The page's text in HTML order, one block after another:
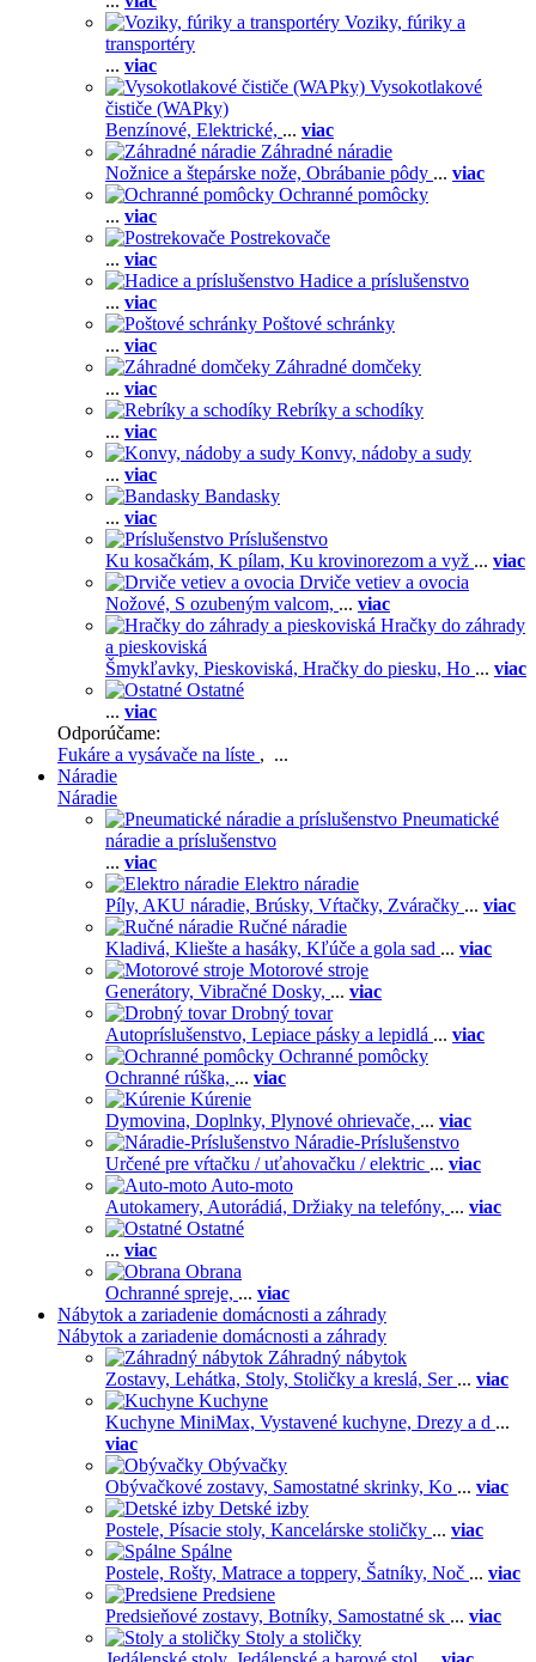
Voziky, fúriky a
transportéry
... viac
Vysokotlakové
čističe (WAPky)
Benzínové, Elektrické, ... viac
Záhradné náradie
Nožnice a štepárske nože, Obrábanie pôdy ... viac
Ochranné pomôcky
... viac
Postrekovače
... viac
Hadice a príslušenstvo
... viac
Poštové schránky
... viac
Záhradné domčeky
... viac
Rebríky a schodíky
... viac
Konvy, nádoby a sudy
... viac
Bandasky
... viac
Príslušenstvo
Ku kosačkám, K pílam, Ku krovinorezom a vyž ... viac
Drviče vetiev a ovocia
Nožové, S ozubeným valcom, ... viac
Hračky do záhrady
a pieskoviská
Šmykľavky, Pieskoviská, Hračky do piesku, Ho ... viac
Ostatné
... viac
Odporúčame:
Fukáre a vysávače na líste , ...
Náradie
Náradie
Pneumatické
náradie a príslušenstvo
... viac
Elektro náradie
Píly, AKU náradie, Brúsky, Vŕtačky, Zváračky ... viac
Ručné náradie
Kladivá, Kliešte a hasáky, Kľúče a gola sad ... viac
Motorové stroje
Generátory, Vibračné Dosky, ... viac
Drobný tovar
Autopríslušenstvo, Lepiace pásky a lepidlá ... viac
Ochranné pomôcky
Ochranné rúška, ... viac
Kúrenie
Dymovina, Doplnky, Plynové ohrievače, ... viac
Náradie-Príslušenstvo
Určené pre vŕtačku / uťahovačku / elektric ... viac
Auto-moto
Autokamery, Autorádiá, Držiaky na telefóny, ... viac
Ostatné
... viac
Obrana
Ochranné spreje, ... viac
Nábytok a zariadenie domácnosti a záhrady
Nábytok a zariadenie domácnosti a záhrady
Záhradný nábytok
Zostavy, Lehátka, Stoly, Stoličky a kreslá, Ser ... viac
Kuchyne
Kuchyne MiniMax, Vystavené kuchyne, Drezy a d ...
viac
Obývačky
Obývačkové zostavy, Samostatné skrinky, Ko ... viac
Detské izby
Postele, Písacie stoly, Kancelárske stoličky ... viac
Spálne
Postele, Rošty, Matrace a toppery, Šatníky, Noč ... viac
Predsiene
Predsieňové zostavy, Botníky, Samostatné sk ... viac
Stoly a stoličky